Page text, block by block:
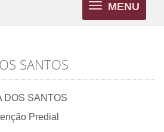
MENU
Toggle
navigation
SANTOS
DOS SANTOS
Predial